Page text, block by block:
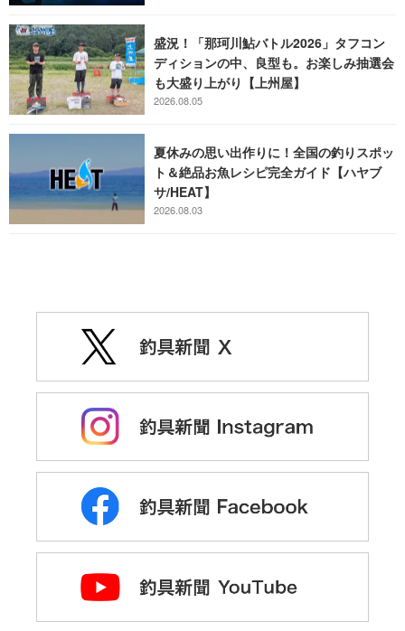
盛況！「那珂川鮎バトル2026」タフコン
ディションの中、良型も。お楽しみ抽選会
も大盛り上がり【上州屋】
2026.08.05
夏休みの思い出作りに！全国の釣りスポッ
ト＆絶品お魚レシピ完全ガイド【ハヤブ
サ/HEAT】
2026.08.03